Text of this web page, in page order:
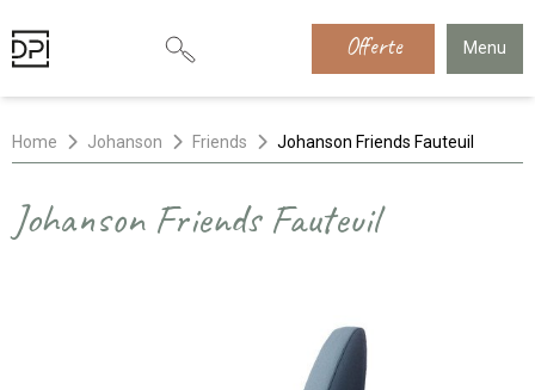
Offerte Menu
Home Johanson Friends Johanson Friends Fauteuil
Johanson Friends Fauteuil